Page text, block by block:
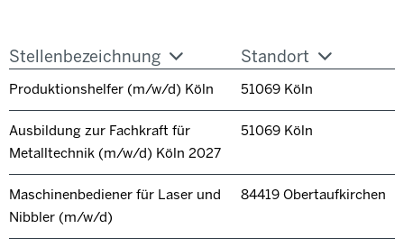
Stellenbezeichnung Standort
Produktionshelfer (m/w/d) Köln 51069 Köln
Ausbildung zur Fachkraft für
Metalltechnik (m/w/d) Köln 2027
51069 Köln
Maschinenbediener für Laser und
Nibbler (m/w/d)
84419 Obertaufkirchen